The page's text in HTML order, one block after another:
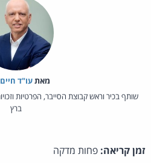
מאת‏עו"ד
שותף בכיר וראש קבוצת הסייבר, הפרטיות
ברץ
זמן קריאה: פחות מדקה